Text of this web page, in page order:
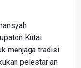
Kutai
menjaga tradisi
pelestarian